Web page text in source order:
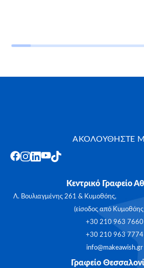
ΑΚΟΛΟΥΘΗΣΤΕ
Κεντρικό Γραφείο
Λ. Βουλιαγμένης 261 & Κυμοθόης,
(είσοδος από
+30 210 963 7660
+30 210 963 7774
info@makeawish.gr
Γραφείο